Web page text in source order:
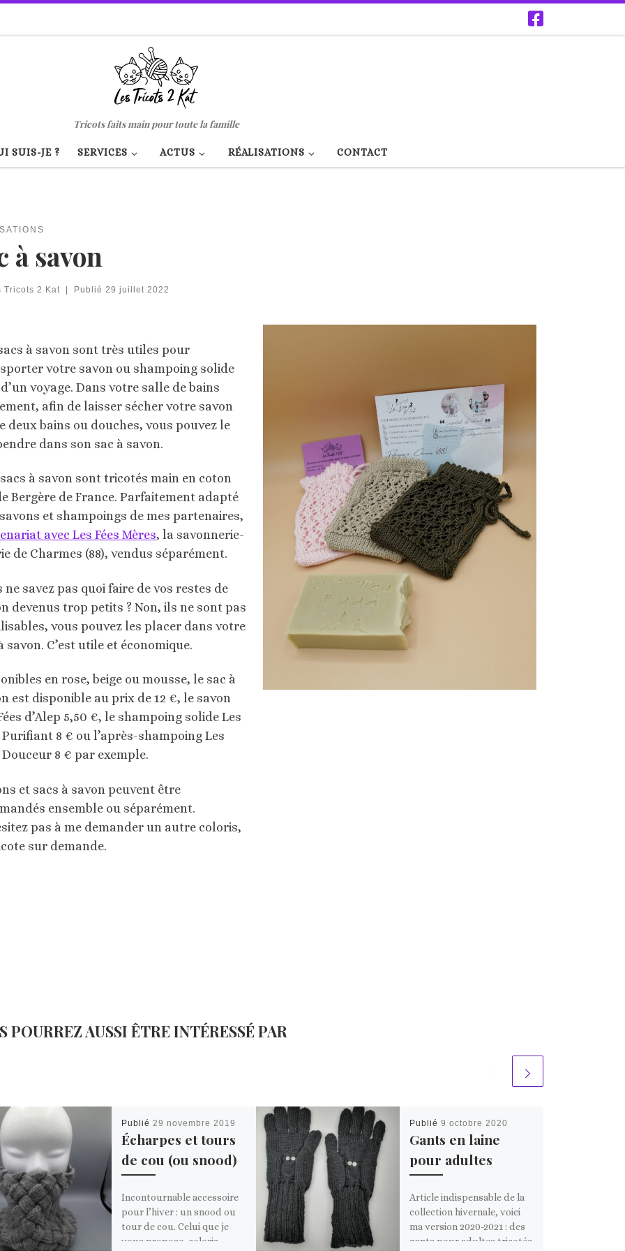
Tricots faits main pour toute la famille
SUIS-JE ? SERVICES ACTUS RÉALISATIONS CONTACT
à savon
Tricots 2 Kat Publié 29 juillet 2022
à savon sont très utiles pour
votre savon ou shampoing solide
voyage. Dans votre salle de bains
afin de laisser sécher votre savon
deux bains ou douches, vous pouvez le
dans son sac à savon.
à savon sont tricotés main en coton
Bergère de France. Parfaitement adapté
et shampoings de mes partenaires,
avec Les Fées Mères, la savonnerie-
de Charmes (88), vendus séparément.
ne savez pas quoi faire de vos restes de
devenus trop petits ? Non, ils ne sont pas
vous pouvez les placer dans votre
savon. C’est utile et économique.
en rose, beige ou mousse, le sac à
est disponible au prix de 12 €, le savon
d’Alep 5,50 €, le shampoing solide Les
Purifiant 8 € ou l’après-shampoing Les
Douceur 8 € par exemple.
et sacs à savon peuvent être
ensemble ou séparément.
pas à me demander un autre coloris,
sur demande.
POURREZ AUSSI ÊTRE INTÉRESSÉ PAR
Publié 29 novembre 2019
Écharpes et tours
de cou (ou snood)
Incontournable accessoire
pour l’hiver : un snood ou
tour de cou. Celui que je
vous propose, coloris
Publié 9 octobre 2020
Gants en laine
pour adultes
Article indispensable de la
collection hivernale, voici
ma version 2020-2021 : des
gants pour adultes tricotés